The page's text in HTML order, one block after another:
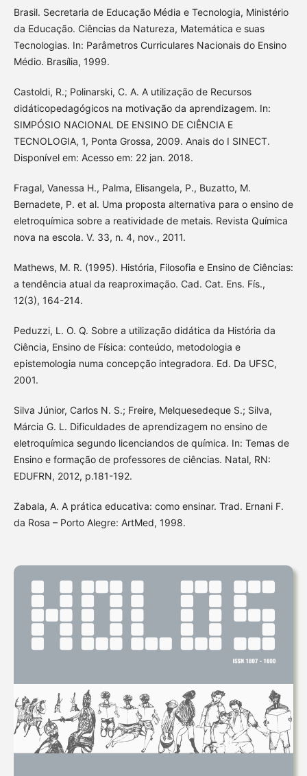
Brasil. Secretaria de Educação Média e Tecnologia, Ministério
da Educação. Ciências da Natureza, Matemática e suas
Tecnologias. In: Parâmetros Curriculares Nacionais do Ensino
Médio. Brasília, 1999.
Castoldi, R.; Polinarski, C. A. A utilização de Recursos
didáticopedagógicos na motivação da aprendizagem. In:
SIMPÓSIO NACIONAL DE ENSINO DE CIÊNCIA E
TECNOLOGIA, 1, Ponta Grossa, 2009. Anais do I SINECT.
Disponível em: Acesso em: 22 jan. 2018.
Fragal, Vanessa H., Palma, Elisangela, P., Buzatto, M.
Bernadete, P. et al. Uma proposta alternativa para o ensino de
eletroquímica sobre a reatividade de metais. Revista Química
nova na escola. V. 33, n. 4, nov., 2011.
Mathews, M. R. (1995). História, Filosofia e Ensino de Ciências:
a tendência atual da reaproximação. Cad. Cat. Ens. Fís.,
12(3), 164-214.
Peduzzi, L. O. Q. Sobre a utilização didática da História da
Ciência, Ensino de Física: conteúdo, metodologia e
epistemologia numa concepção integradora. Ed. Da UFSC,
2001.
Silva Júnior, Carlos N. S.; Freire, Melquesedeque S.; Silva,
Márcia G. L. Dificuldades de aprendizagem no ensino de
eletroquímica segundo licenciandos de química. In: Temas de
Ensino e formação de professores de ciências. Natal, RN:
EDUFRN, 2012, p.181-192.
Zabala, A. A prática educativa: como ensinar. Trad. Ernani F.
da Rosa – Porto Alegre: ArtMed, 1998.